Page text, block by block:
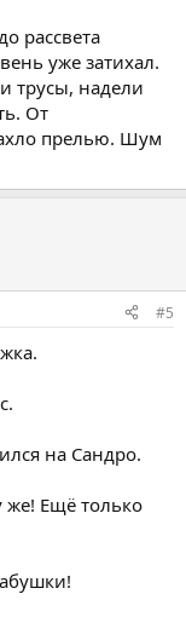
рассвета
уже затихал.
трусы, надели
От
прелью. Шум
#5
на Сандро.
Ещё только